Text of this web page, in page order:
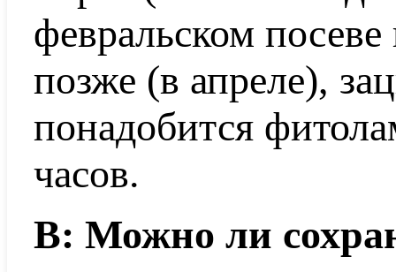
февральском
позже (в апреле),
понадобится
часов.
В: Можно ли